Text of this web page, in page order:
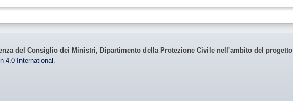
del Consiglio dei Ministri, Dipartimento della Protezione Civile nell'ambito del progetto
4.0 International .